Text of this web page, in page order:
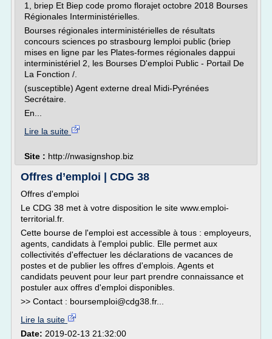
1, briep Et Biep code promo florajet octobre 2018 Bourses
Régionales Interministérielles.
Bourses régionales interministérielles de résultats
concours sciences po strasbourg lemploi public (briep
mises en ligne par les Plates-formes régionales dappui
interministériel 2, les Bourses D'emploi Public - Portail De
La Fonction /.
(susceptible) Agent externe dreal Midi-Pyrénées
Secrétaire.
En...
Lire la suite
Site : http://nwasignshop.biz
Offres d’emploi | CDG 38
Offres d'emploi
Le CDG 38 met à votre disposition le site www.emploi-
territorial.fr.
Cette bourse de l'emploi est accessible à tous : employeurs,
agents, candidats à l'emploi public. Elle permet aux
collectivités d'effectuer les déclarations de vacances de
postes et de publier les offres d'emplois. Agents et
candidats peuvent pour leur part prendre connaissance et
postuler aux offres d'emploi disponibles.
>> Contact : boursemploi@cdg38.fr...
Lire la suite
Date: 2019-02-13 21:32:00